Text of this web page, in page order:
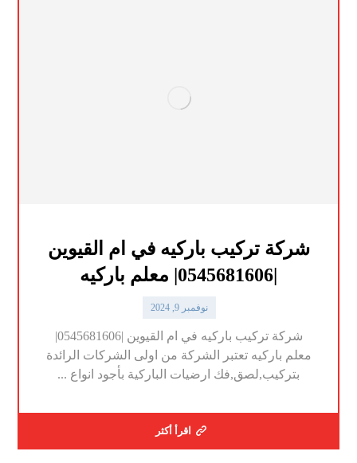
شركة تركيب باركيه في ام القيوين
|0545681606| معلم باركيه
نوفمبر 9, 2024
شركة تركيب باركيه في ام القيوين |0545681606|
معلم باركيه تعتبر الشركة من اولى الشركات الرائدة
بتركيب,لصق,فك ارضيات الباركية بأجود انواع ...
اقرأ أكثر